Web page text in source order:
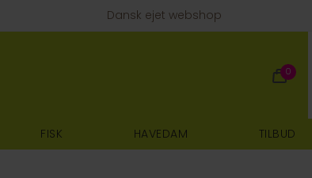
Dansk ejet webshop
0
FISK HAVEDAM TILBUD